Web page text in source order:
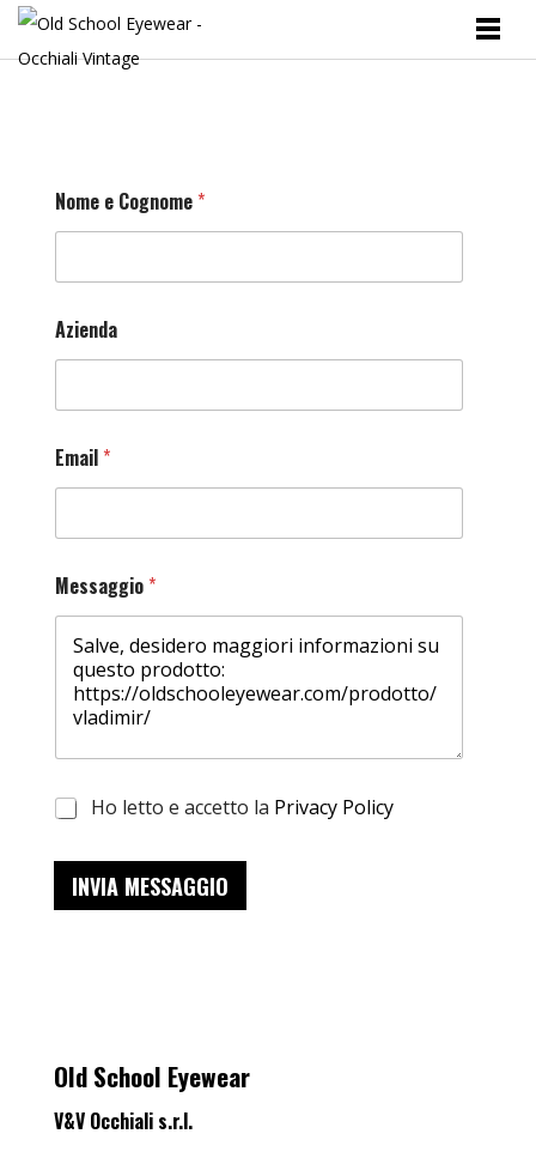
Old School Eyewear
V&V Occhiali s.r.l.
Nome e Cognome *
Azienda
Email *
Messaggio *
Ho letto e accetto la Privacy Policy
INVIA MESSAGGIO